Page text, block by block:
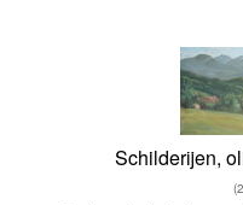
Schilderijen,